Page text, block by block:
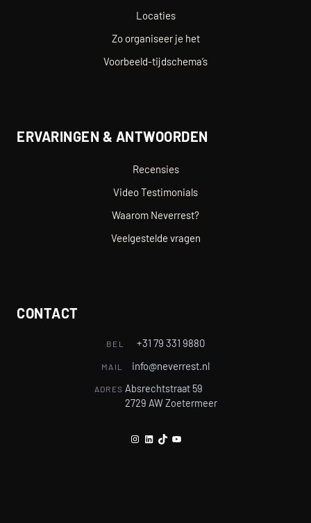
Locaties
Zo organiseer je het
Voorbeeld-tijdschema’s
ERVARINGEN & ANTWOORDEN
Recensies
Video Testimonials
Waarom Neverrest?
Veelgestelde vragen
CONTACT
BEL +31 79 331 9880
MAIL info@neverrest.nl
ADRES Absrechtstraat 59
2729 AW Zoetermeer
Instagram
LinkedIn
TikTokYouTube